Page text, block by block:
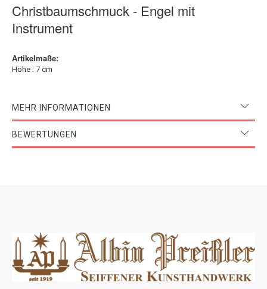
Christbaumschmuck - Engel mit
Instrument
Artikelmaße:
Höhe : 7 cm
MEHR INFORMATIONEN
BEWERTUNGEN